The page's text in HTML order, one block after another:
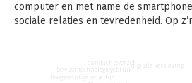
computer en met name de
sociale relaties en tevredenheid. Op
In dit boek biedt Newport je een
hoogwaardige vrije tijd
bewust technologiegebruik
aandachtsverzetdigitale verslaving